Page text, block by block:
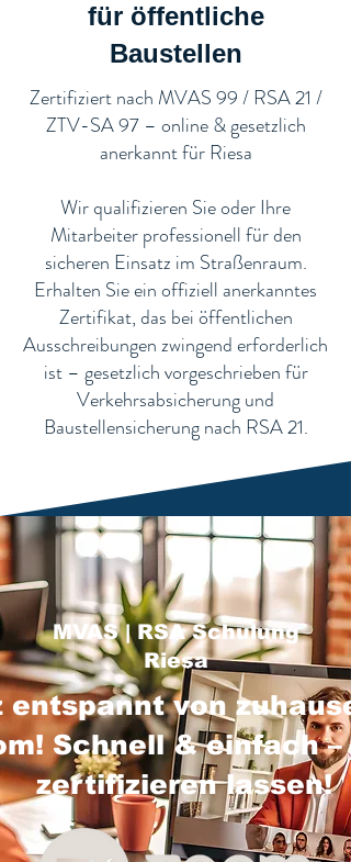
für öffentliche
Baustellen​
​Zertifiziert nach MVAS 99 / RSA 21 /
ZTV-SA 97 – online & gesetzlich
anerkannt für Riesa
Wir qualifizieren Sie oder Ihre
Mitarbeiter professionell für den
sicheren Einsatz im Straßenraum.
Erhalten Sie ein offiziell anerkanntes
Zertifikat, das bei öffentlichen
Ausschreibungen zwingend erforderlich
ist – gesetzlich vorgeschrieben für
Verkehrsabsicherung und
Baustellensicherung nach RSA 21.
MVAS | RSA Schulung
Riesa
entspannt von
Schnell & einfach –
zertifizieren lassen!